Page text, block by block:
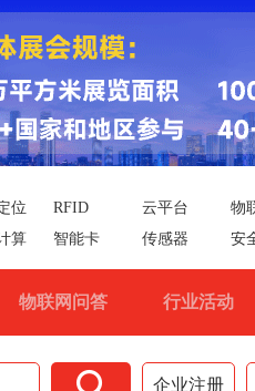
位 RFID 云平台 物
算
智能卡 传感器 安
物联网问答 行业活动
 企业注册